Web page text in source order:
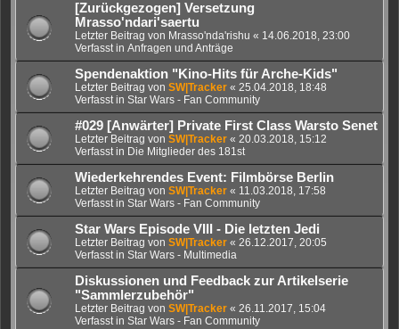
[Zurückgezogen] Versetzung
Mrasso'ndari'saertu
Letzter Beitrag von Mrasso'nda'rishu « 14.06.2018, 23:00
Verfasst in Anfragen und Anträge
Spendenaktion "Kino-Hits für Arche-Kids"
Letzter Beitrag von SW|Tracker « 25.04.2018, 18:48
Verfasst in Star Wars - Fan Community
#029 [Anwärter] Private First Class Warsto Senet
Letzter Beitrag von SW|Tracker « 20.03.2018, 15:12
Verfasst in Die Mitglieder des 181st
Wiederkehrendes Event: Filmbörse Berlin
Letzter Beitrag von SW|Tracker « 11.03.2018, 17:58
Verfasst in Star Wars - Fan Community
Star Wars Episode VIII - Die letzten Jedi
Letzter Beitrag von SW|Tracker « 26.12.2017, 20:05
Verfasst in Star Wars - Multimedia
Diskussionen und Feedback zur Artikelserie
"Sammlerzubehör"
Letzter Beitrag von SW|Tracker « 26.11.2017, 15:04
Verfasst in Star Wars - Fan Community